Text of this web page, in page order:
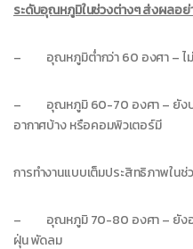
ระดับอุณหภูมิในช่วงต่างๆ ส่งผลอย่
– อุณหภูมิต่ำกว่า 60 องศา – ไม่
– อุณหภูมิ 60-70 องศา – ยังปก
อากาศบ้าง หรือคอมพิวเตอร์มี
การทำงานแบบเต็มประสิทธิภาพในช่
– อุณหภูมิ 70-80 องศา – ยังอยู่
ฝุ่น พัดลม